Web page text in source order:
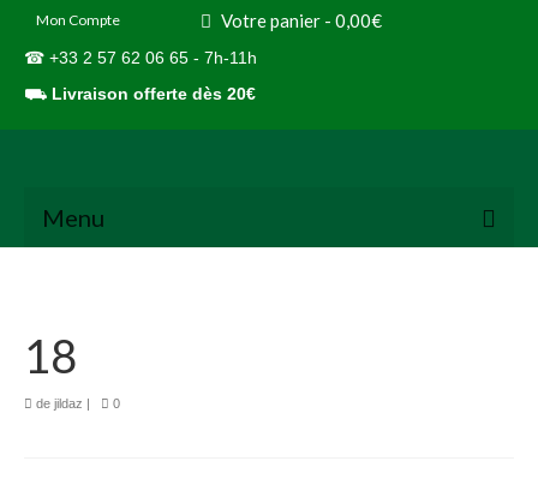
Mon Compte Votre panier - 0,00€
☎ +33 2 57 62 06 65 - 7h-11h
⛟ Livraison offerte dès 20€
Menu
18
de jildaz | 0